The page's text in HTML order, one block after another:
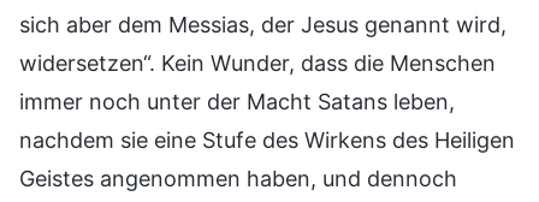
sich aber dem Messias, der Jesus genannt wird,
widersetzen“. Kein Wunder, dass die Menschen
immer noch unter der Macht Satans leben,
nachdem sie eine Stufe des Wirkens des Heiligen
Geistes angenommen haben, und dennoch